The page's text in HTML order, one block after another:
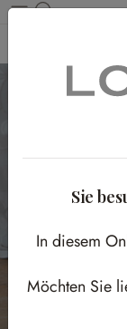
Sie
In diesem
Möchten Sie